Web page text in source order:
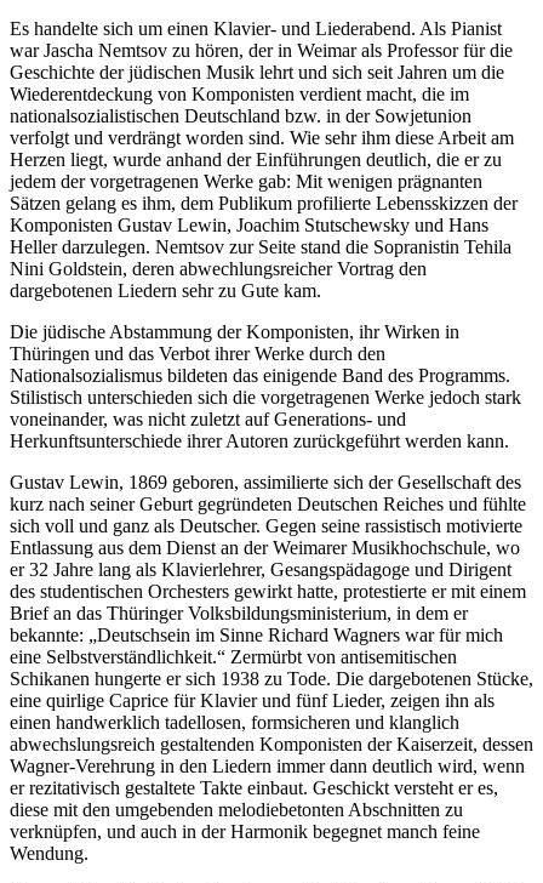
Es handelte sich um einen Klavier- und Liederabend. Als Pianist
war Jascha Nemtsov zu hören, der in Weimar als Professor für die
Geschichte der jüdischen Musik lehrt und sich seit Jahren um die
Wiederentdeckung von Komponisten verdient macht, die im
nationalsozialistischen Deutschland bzw. in der Sowjetunion
verfolgt und verdrängt worden sind. Wie sehr ihm diese Arbeit am
Herzen liegt, wurde anhand der Einführungen deutlich, die er zu
jedem der vorgetragenen Werke gab: Mit wenigen prägnanten
Sätzen gelang es ihm, dem Publikum profilierte Lebensskizzen der
Komponisten Gustav Lewin, Joachim Stutschewsky und Hans
Heller darzulegen. Nemtsov zur Seite stand die Sopranistin Tehila
Nini Goldstein, deren abwechlungsreicher Vortrag den
dargebotenen Liedern sehr zu Gute kam.
Die jüdische Abstammung der Komponisten, ihr Wirken in
Thüringen und das Verbot ihrer Werke durch den
Nationalsozialismus bildeten das einigende Band des Programms.
Stilistisch unterschieden sich die vorgetragenen Werke jedoch stark
voneinander, was nicht zuletzt auf Generations- und
Herkunftsunterschiede ihrer Autoren zurückgeführt werden kann.
Gustav Lewin, 1869 geboren, assimilierte sich der Gesellschaft des
kurz nach seiner Geburt gegründeten Deutschen Reiches und fühlte
sich voll und ganz als Deutscher. Gegen seine rassistisch motivierte
Entlassung aus dem Dienst an der Weimarer Musikhochschule, wo
er 32 Jahre lang als Klavierlehrer, Gesangspädagoge und Dirigent
des studentischen Orchesters gewirkt hatte, protestierte er mit einem
Brief an das Thüringer Volksbildungsministerium, in dem er
bekannte: „Deutschsein im Sinne Richard Wagners war für mich
eine Selbstverständlichkeit.“ Zermürbt von antisemitischen
Schikanen hungerte er sich 1938 zu Tode. Die dargebotenen Stücke,
eine quirlige Caprice für Klavier und fünf Lieder, zeigen ihn als
einen handwerklich tadellosen, formsicheren und klanglich
abwechslungsreich gestaltenden Komponisten der Kaiserzeit, dessen
Wagner-Verehrung in den Liedern immer dann deutlich wird, wenn
er rezitativisch gestaltete Takte einbaut. Geschickt versteht er es,
diese mit den umgebenden melodiebetonten Abschnitten zu
verknüpfen, und auch in der Harmonik begegnet manch feine
Wendung.